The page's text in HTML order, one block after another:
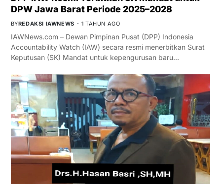
DPW Jawa Barat Periode 2025–2028
BYREDAKSI IAWNEWS 1 TAHUN AGO
IAWNews.com – Dewan Pimpinan Pusat (DPP) Indonesia
Accountability Watch (IAW) secara resmi menerbitkan Surat
Keputusan (SK) Mandat untuk kepengurusan baru…